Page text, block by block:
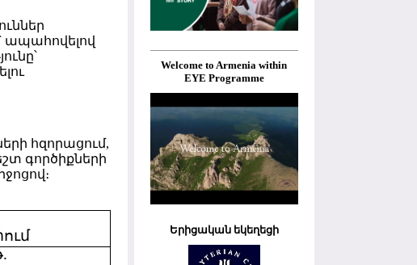
հզորացում,
գործիքների
Welcome to Armenia within
EYE Programme
Երիցական եկեղեցի